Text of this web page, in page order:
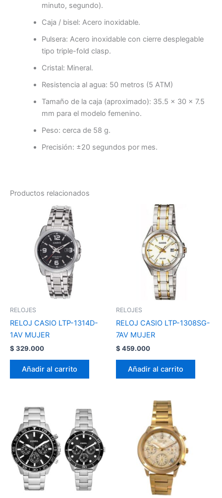
minuto, segundo).
Caja / bisel: Acero inoxidable.
Pulsera: Acero inoxidable con cierre desplegable
tipo triple-fold clasp.
Cristal: Mineral.
Resistencia al agua: 50 metros (5 ATM)
Tamaño de la caja (aproximado): 35.5 × 30 × 7.5
mm para el modelo femenino.
Peso: cerca de 58 g.
Precisión: ±20 segundos por mes.
Productos relacionados
RELOJES
RELOJ CASIO LTP-1314D-
1AV MUJER
$ 329.000
Añadir al carrito
RELOJES
RELOJ CASIO LTP-1308SG-
7AV MUJER
$ 459.000
Añadir al carrito